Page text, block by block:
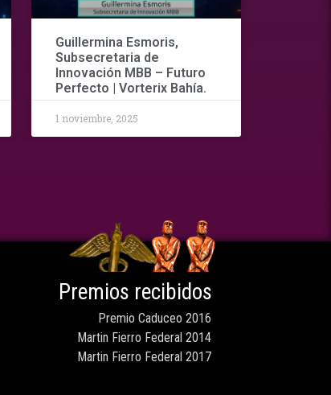
Guillermina Esmoris,
Subsecretaria de
Innovación MBB – Futuro
Perfecto | Vorterix Bahía.
1 noviembre, 2025
Premios recibidos
Premio Caduceo 2016
Martin Fierro Federal 2014
Martin Fierro Federal 2017